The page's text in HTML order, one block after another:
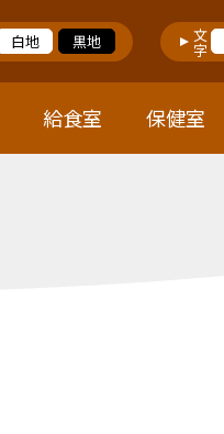
白地 黒地 文字
給食室 保健室